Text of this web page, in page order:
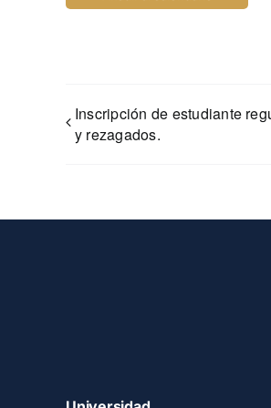
Inscripción de estudiante
y rezagados.